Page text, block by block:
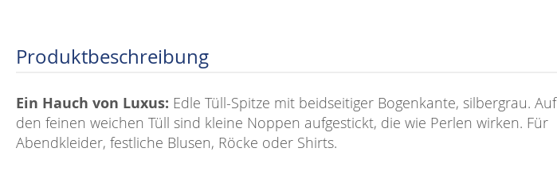
Produktbeschreibung
Ein Hauch von Luxus: Edle Tüll-Spitze mit beidseitiger Bogenkante, silbergrau. Auf
den feinen weichen Tüll sind kleine Noppen aufgestickt, die wie Perlen wirken. Für
Abendkleider, festliche Blusen, Röcke oder Shirts.